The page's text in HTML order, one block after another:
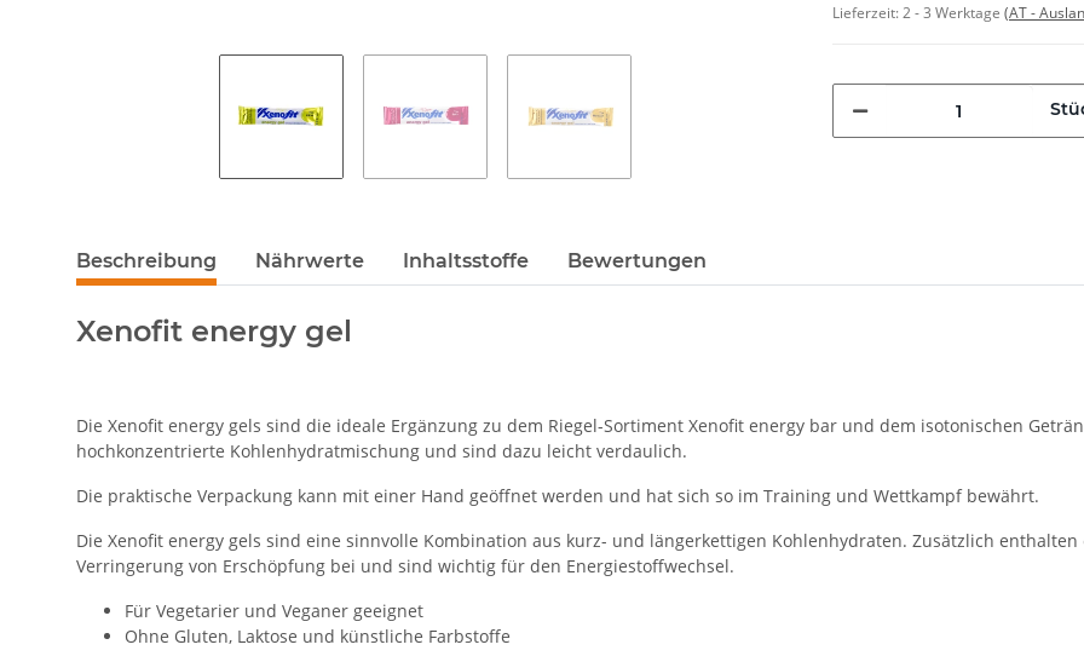
Lieferzeit:2 - 3 Werktage (AT -
Beschreibung Nährwerte Inhaltsstoffe Bewertungen
Xenofit energy gel
Die Xenofit energy gels sind die ideale Ergänzung zu dem Riegel-Sortiment Xenofit energy bar und dem isotonischen
hochkonzentrierte Kohlenhydratmischung und sind dazu leicht verdaulich.
Die praktische Verpackung kann mit einer Hand geöffnet werden und hat sich so im Training und Wettkampf bewährt.
Die Xenofit energy gels sind eine sinnvolle Kombination aus kurz- und längerkettigen Kohlenhydraten. Zusätzlich
Verringerung von Erschöpfung bei und sind wichtig für den Energiestoffwechsel.
Für Vegetarier und Veganer geeignet
Ohne Gluten, Laktose und künstliche Farbstoffe